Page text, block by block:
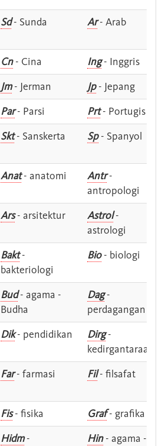
Sd- Sunda Ar- Arab
Cn- Cina Ing- Inggris
Jm- Jerman Jp- Jepang
Par- Parsi Prt- Portugis
Skt- Sanskerta Sp- Spanyol
Anat- anatomi Antr-
antropologi
Ars- arsitektur Astrol-
astrologi
Bakt-
bakteriologi
Bio- biologi
Bud- agama -
Budha
Dag-
perdagangan
Dik- pendidikan Dirg-
kedirgantaraan
Far- farmasi Fil- filsafat
Fis- fisika Graf- grafika
Hidm-
Hin- agama -